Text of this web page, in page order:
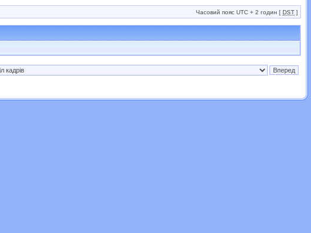
Часовий пояс UTC + 2 годин [ DST ]